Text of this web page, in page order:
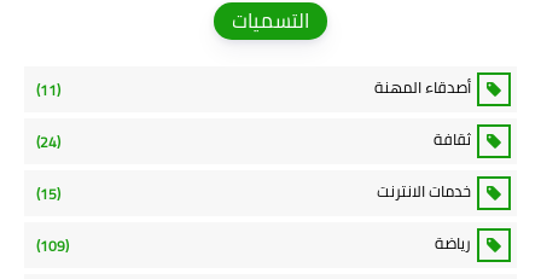
التسميات
أصدقاء المهنة (11)
ثقافة (24)
خدمات الانترنت (15)
رياضة (109)